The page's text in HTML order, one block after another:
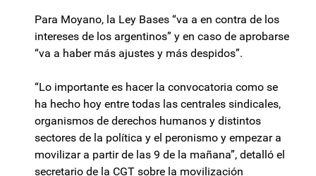
Para Moyano, la Ley Bases “va a en contra de los
intereses de los argentinos” y en caso de aprobarse
“va a haber más ajustes y más despidos”.
“Lo importante es hacer la convocatoria como se
ha hecho hoy entre todas las centrales sindicales,
organismos de derechos humanos y distintos
sectores de la política y el peronismo y empezar a
movilizar a partir de las 9 de la mañana”, detalló el
secretario de la CGT sobre la movilización